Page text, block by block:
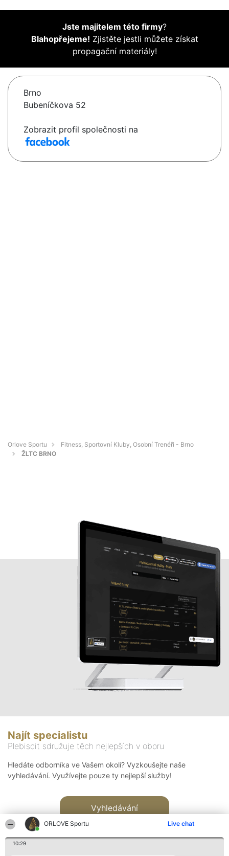
ORLOVE Sportu Live chat
10:29
Jste majitelem této firmy?
Blahopřejeme! Zjistěte jestli můžete získat
propagační materiály!
Brno
Bubeníčkova 52
Zobrazit profil společnosti na
Orlove Sportu
Fitness, Sportovní Kluby, Osobní Trenéři - Brno
ŽLTC BRNO
Najít specialistu
Plebiscit sdružuje těch nejlepších v oboru
Hledáte odborníka ve Vašem okolí? Vyzkoušejte naše
vyhledávání. Využívejte pouze ty nejlepší služby!
Vyhledávání